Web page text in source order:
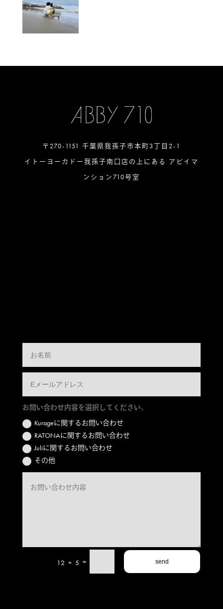
〒270-1151 千葉県我孫子市本町3丁目2-1
イトーヨーカドー我孫子南口店の上にある アビイマ
ンション710号室
お問い合わせ内容を選択してください。
Kurageに関するお問い合わせ
RATONAに関するお問い合わせ
Juliに関するお問い合わせ
その他
12 + 5 = send